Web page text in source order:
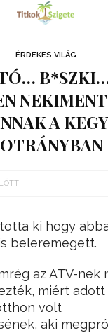
ÉRDEKES VILÁG
A
ki hogy
beleremegett.
az ATV-nek
miért
volt
aki